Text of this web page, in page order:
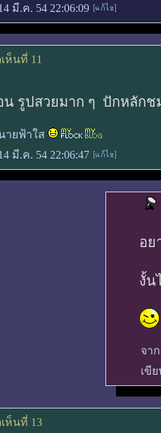
มี.ค. 54 22:06:09
ห็นที่ 11
น รูปสวยมาก ๆ ปักหลัก
ายฟ้าใส
มี.ค. 54 22:06:47
อย
งั้น
จา
เขี
ห็นที่ 13